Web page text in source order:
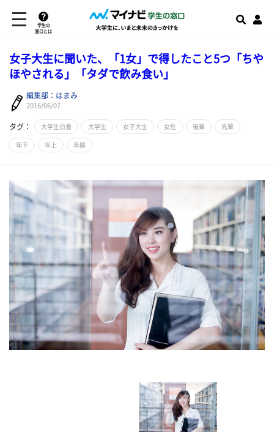
学生の
窓口とは
女子大生に聞いた、「1女」で得したこと5つ「ちや
ほやされる」「タダで飲み食い」
編集部：はまみ
2016/06/07
タグ： 大学生白書 大学生 女子大生 女性 後輩 先輩
年下 年上 年齢